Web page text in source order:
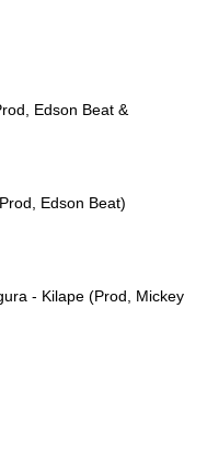
Edson Beat &
Edson Beat)
- Kilape (Prod, Mickey